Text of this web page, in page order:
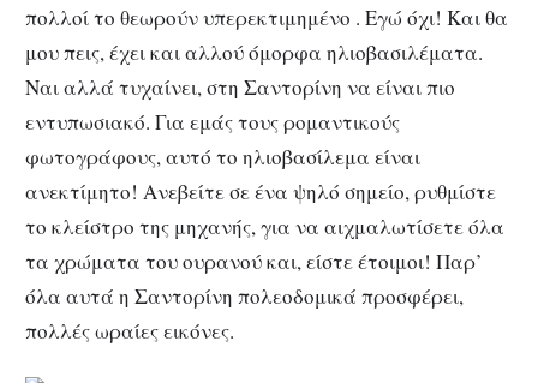
πολλοί το θεωρούν υπερεκτιμημένο . Εγώ όχι! Και θα
μου πεις, έχει και αλλού όμορφα ηλιοβασιλέματα.
Ναι αλλά τυχαίνει, στη Σαντορίνη να είναι πιο
εντυπωσιακό. Για εμάς τους ρομαντικούς
φωτογράφους, αυτό το ηλιοβασίλεμα είναι
ανεκτίμητο! Ανεβείτε σε ένα ψηλό σημείο, ρυθμίστε
το κλείστρο της μηχανής, για να αιχμαλωτίσετε όλα
τα χρώματα του ουρανού και, είστε έτοιμοι! Παρ’
όλα αυτά η Σαντορίνη πολεοδομικά προσφέρει,
πολλές ωραίες εικόνες.